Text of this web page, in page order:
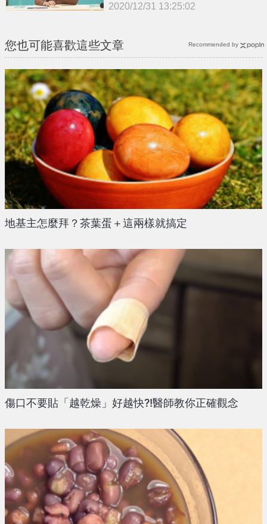
2020/12/31 13:25:02
您也可能喜歡這些文章
地基主怎麼拜？茶葉蛋＋這兩樣就搞定
傷口不要貼「越乾燥」好越快?!醫師教你正確觀念
Recommended by